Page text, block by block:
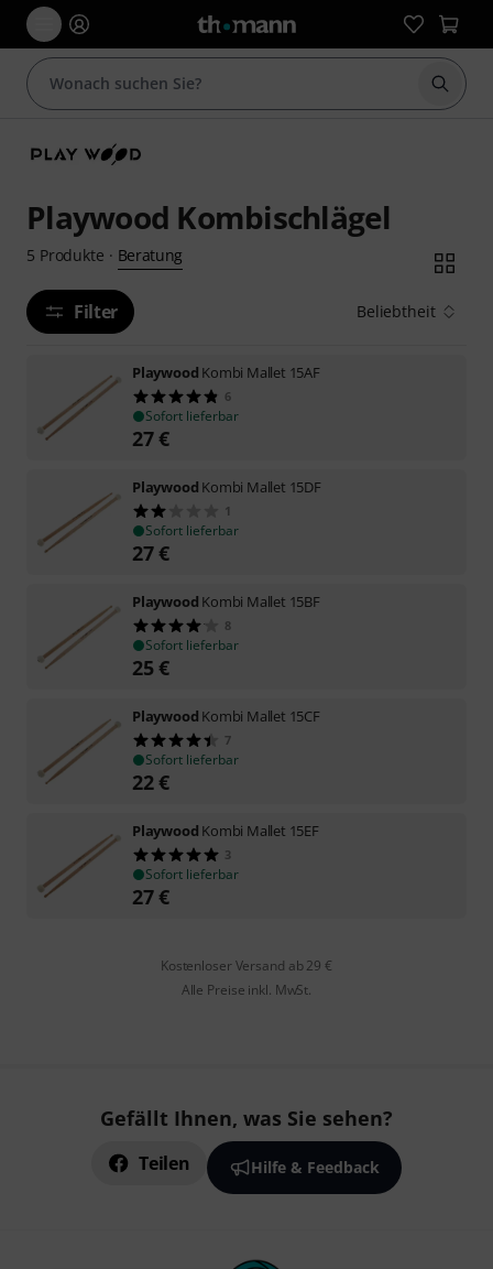
Suche
Playwood Kombischlägel
5 Produkte · Beratung
Filter Beliebtheit
Playwood Kombi Mallet 15AF
6
Sofort lieferbar
27€
Playwood Kombi Mallet 15DF
1
Sofort lieferbar
27€
Playwood Kombi Mallet 15BF
8
Sofort lieferbar
25€
Playwood Kombi Mallet 15CF
7
Sofort lieferbar
22€
Playwood Kombi Mallet 15EF
3
Sofort lieferbar
27€
Kostenloser Versand ab 29 €
Alle Preise inkl. MwSt.
Gefällt Ihnen, was Sie sehen?
Teilen Hilfe & Feedback